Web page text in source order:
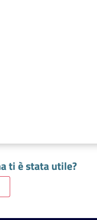
ti è stata utile?